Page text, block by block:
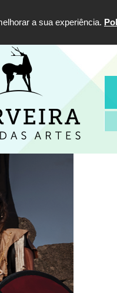
a sua experiência.